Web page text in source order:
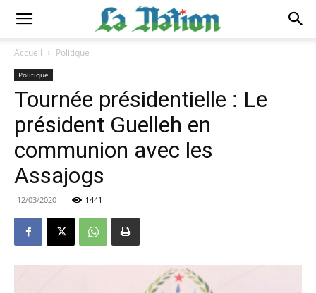
Accueil Politique
Politique
Tournée présidentielle : Le
président Guelleh en
communion avec les
Assajogs
12/03/2020 1441